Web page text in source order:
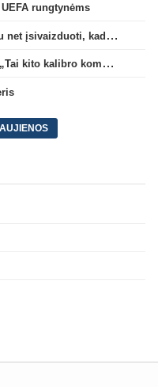
rungtynėms
M. Capanas: „Prieš pusmetį negalėjau net įsivaizduoti, kad žaisime prieš „Hajduk“
A. Skerla prieš dvikovą su „Hajduk“: „Tai kito kalibro komanda“